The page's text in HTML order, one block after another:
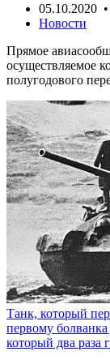
05.10.2020 •
Новости
Прямое
осуществляемое
полугодового
Танк, который
первому болванка
который два раза